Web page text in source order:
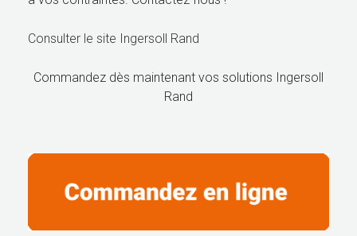
Consulter le site Ingersoll Rand
Commandez dès maintenant vos solutions Ingersoll
Rand